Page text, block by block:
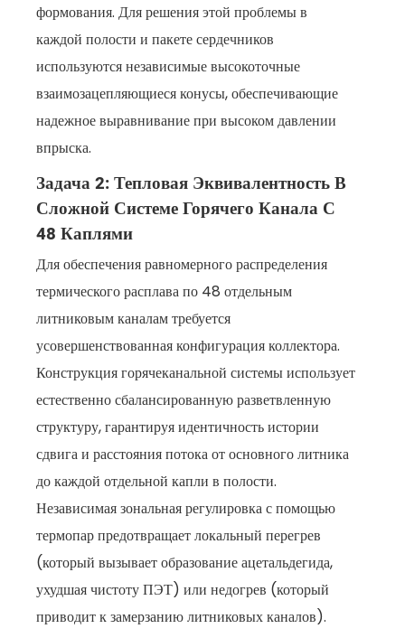
формования. Для решения этой проблемы в
каждой полости и пакете сердечников
используются независимые высокоточные
взаимозацепляющиеся конусы, обеспечивающие
надежное выравнивание при высоком давлении
впрыска.
Задача 2: Тепловая Эквивалентность В
Сложной Системе Горячего Канала С
48 Каплями
Для обеспечения равномерного распределения
термического расплава по 48 отдельным
литниковым каналам требуется
усовершенствованная конфигурация коллектора.
Конструкция горячеканальной системы использует
естественно сбалансированную разветвленную
структуру, гарантируя идентичность истории
сдвига и расстояния потока от основного литника
до каждой отдельной капли в полости.
Независимая зональная регулировка с помощью
термопар предотвращает локальный перегрев
(который вызывает образование ацетальдегида,
ухудшая чистоту ПЭТ) или недогрев (который
приводит к замерзанию литниковых каналов).